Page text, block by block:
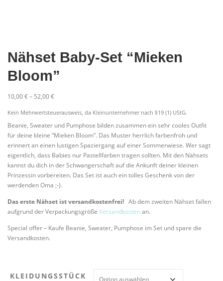
Nähset Baby-Set “Mieken
Bloom”
10,00€– 52,00€
Kein Mehrwertsteuerausweis, da Kleinunternehmer nach §19 (1) UStG.
Beanie, Sweater und Pumphose bilden zusammen ein sehr cooles Outfit
für deine kleine “Mieken Bloom”. Das Muster herrlich farbenfroh und
erinnert an einen lustigen Spaziergang auf einer Sommerwiese. Wer sagt
eigentlich, dass Babies nur Pastellfarben tragen sollten. Mit den Nähsets
kannst du dich in der Schwangerschaft auf die Ankunft deiner kleinen
Prinzessin vorbereiten. Das Set ist auch ein tolles Geschenk von der
werdenden Oma ;-).
Das erste Nähset ist versandkostenfrei! Ab dem zweiten Nähset fallen
aufgrund der Verpackungsgröße Versandkostenan.
Special offer – Kaufe Beanie, Sweater, Pumphose im Set und spare die
Versandkosten.
KLEIDUNGSSTÜCK